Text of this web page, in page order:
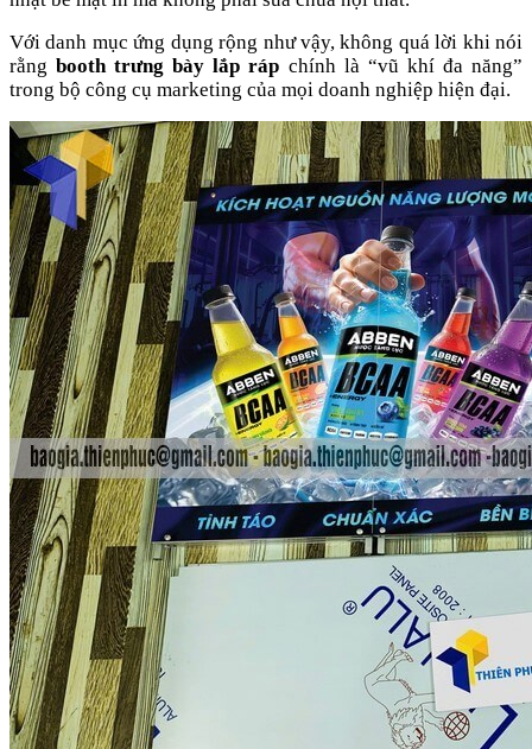
Với danh mục ứng dụng rộng như vậy, không quá lời khi nói
rằngbooth trưng bày lắp ráp chính là “vũ khí đa năng”
trong bộ công cụ marketing của mọi doanh nghiệp hiện đại.